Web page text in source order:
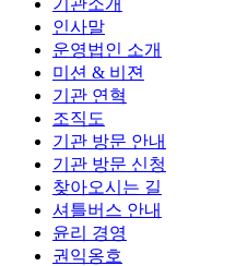
인사말
운영법인 소개
미션 & 비젼
기관 연혁
조직도
기관 방문 안내
기관 방문 신청
찾아오시는 길
셔틀버스 안내
윤리 경영
권익옹호